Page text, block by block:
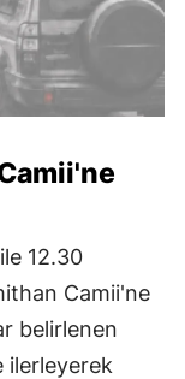
12.30
Camii'ne
belirlenen
ilerleyerek